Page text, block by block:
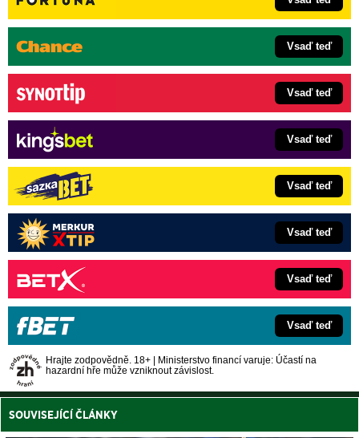
Vsaď teď
Vsaď teď
Vsaď teď
Vsaď teď
Vsaď teď
Vsaď teď
Vsaď teď
Hrajte zodpovědně. 18+ | Ministerstvo financí varuje: Účastí na
hazardní hře může vzniknout závislost.
SOUVISEJÍCÍ ČLÁNKY